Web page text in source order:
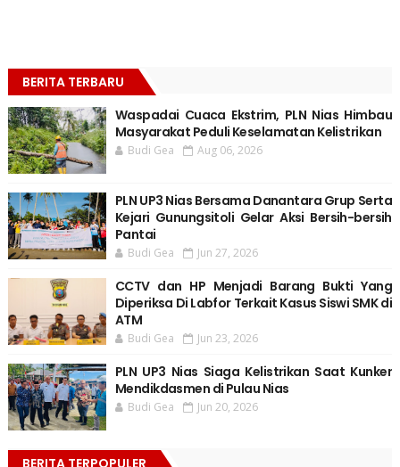
BERITA TERBARU
Waspadai Cuaca Ekstrim, PLN Nias Himbau
Masyarakat Peduli Keselamatan Kelistrikan
Budi Gea Aug 06, 2026
PLN UP3 Nias Bersama Danantara Grup Serta
Kejari Gunungsitoli Gelar Aksi Bersih-bersih
Pantai
Budi Gea Jun 27, 2026
CCTV dan HP Menjadi Barang Bukti Yang
Diperiksa Di Labfor Terkait Kasus Siswi SMK di
ATM
Budi Gea Jun 23, 2026
PLN UP3 Nias Siaga Kelistrikan Saat Kunker
Mendikdasmen di Pulau Nias
Budi Gea Jun 20, 2026